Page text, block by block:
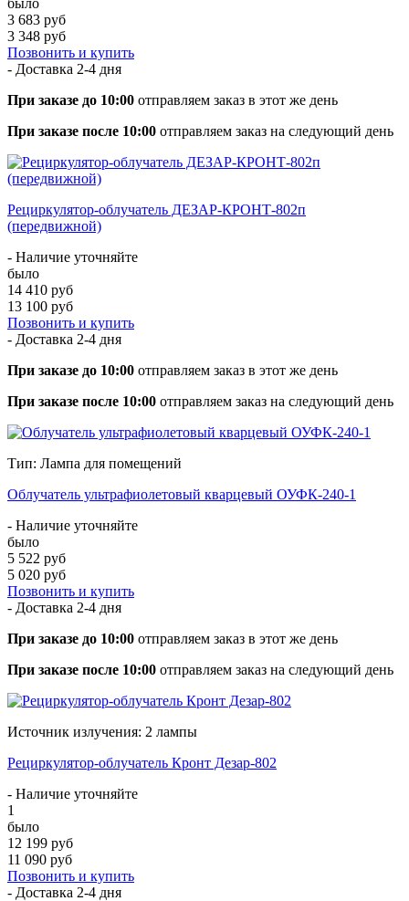
3 683 руб
3 348 руб
Позвонить и купить
- Доставка 2-4 дня
При заказе до 10:00 отправляем заказ в этот же день
При заказе после 10:00 отправляем заказ на следующий день
Рециркулятор-облучатель ДЕЗАР-КРОНТ-802п
(передвижной)
- Наличие уточняйте
было
14 410 руб
13 100 руб
Позвонить и купить
- Доставка 2-4 дня
При заказе до 10:00 отправляем заказ в этот же день
При заказе после 10:00 отправляем заказ на следующий день
Тип: Лампа для помещений
Облучатель ультрафиолетовый кварцевый ОУФК-240-1
- Наличие уточняйте
было
5 522 руб
5 020 руб
Позвонить и купить
- Доставка 2-4 дня
При заказе до 10:00 отправляем заказ в этот же день
При заказе после 10:00 отправляем заказ на следующий день
Источник излучения: 2 лампы
Рециркулятор-облучатель Кронт Дезар-802
- Наличие уточняйте
1
было
12 199 руб
11 090 руб
Позвонить и купить
- Доставка 2-4 дня